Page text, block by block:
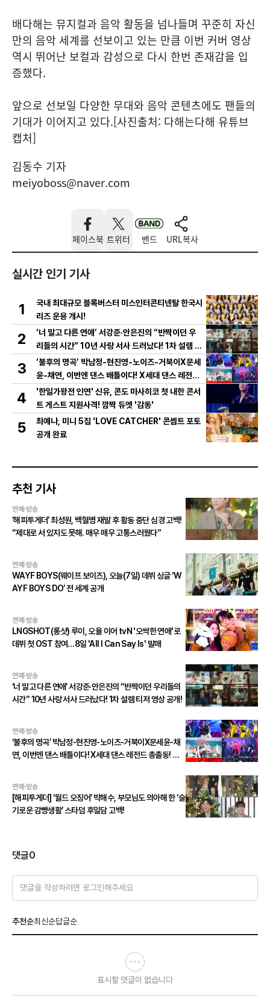
배다해는 뮤지컬과 음악 활동을 넘나들며 꾸준히 자신
만의 음악 세계를 선보이고 있는 만큼 이번 커버 영상
역시 뛰어난 보컬과 감성으로 다시 한번 존재감을 입
증했다.
앞으로 선보일 다양한 무대와 음악 콘텐츠에도 팬들의
기대가 이어지고 있다.[사진출처: 다해는다해 유튜브
캡처]
김동수 기자
meiyoboss@naver.com
페이스북 트위터 밴드 URL복사
실시간 인기 기사
1
국내 최대규모 블록버스터 미스인터콘티넨탈 한국시
리즈 운용 개시!
2
‘너 말고 다른 연애’ 서강준·안은진의 “반짝이던 우
리들의 시간” 10년 사랑 서사 드러났다! 1차 설렘 티
저 영상 공개!
3
‘불후의 명곡’ 박남정-현진영-노이즈-거북이X문세
윤-채연, 이번엔 댄스 배틀이다! X세대 댄스 레전드
총출동! 댄스 본능 깨운다!
4
'한일가왕전 인연' 신유, 콘도 마사히코 첫 내한 콘서
트 게스트 지원사격! 깜짝 듀엣 '감동'
5
최예나, 미니 5집 'LOVE CATCHER' 콘셉트 포토
공개 완료
추천 기사
연예·방송
‘해피투게더’ 최성원, 백혈병 재발 후 활동 중단 심경 고백!
“제대로 서 있지도 못해. 매우 매우 고통스러웠다”
연예·방송
WAYF BOYS(웨이프 보이즈), 오늘(7일) 데뷔 싱글 ‘W
AYF BOYS DO’ 전 세계 공개
연예·방송
LNGSHOT(롱샷) 루이, 오율 이어 tvN '오싹한 연애'로
데뷔 첫 OST 참여…8일 'All I Can Say Is' 발매
연예·방송
‘너 말고 다른 연애’ 서강준·안은진의 “반짝이던 우리들의
시간” 10년 사랑 서사 드러났다! 1차 설렘 티저 영상 공개!
연예·방송
‘불후의 명곡’ 박남정-현진영-노이즈-거북이X문세윤-채
연, 이번엔 댄스 배틀이다! X세대 댄스 레전드 총출동! 댄
연예·방송
[해피투게더] ‘월드 오징어’ 박해수, 부모님도 의아해 한 ‘슬
기로운 감빵생활’ 스타덤 후일담 고백!
댓글0
댓글을 작성하려면 로그인해주세요
추천순최신순답글순
표시할 댓글이 없습니다